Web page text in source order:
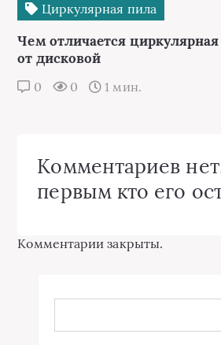
Циркулярная пила
Чем отличается
от дисковой
0 0 1 мин.
Комментариев
первым кто его
Комментарии закрыты.